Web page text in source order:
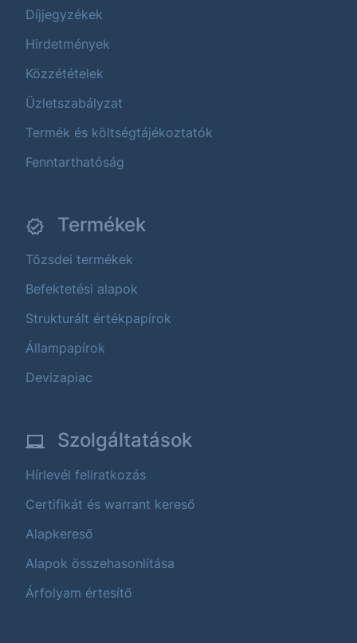
Díjjegyzékek
Hirdetmények
Közzétételek
Üzletszabályzat
Termék és költségtájékoztatók
Fenntarthatóság
Termékek
Tőzsdei termékek
Befektetési alapok
Strukturált értékpapírok
Állampapírok
Devizapiac
Szolgáltatások
Hírlevél feliratkozás
Certifikát és warrant kereső
Alapkereső
Alapok összehasonlítása
Árfolyam értesítő